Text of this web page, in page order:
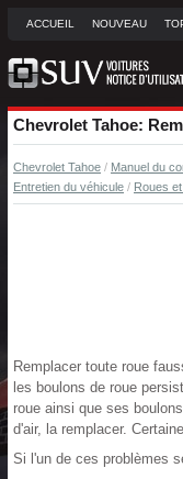
ACCUEIL NOUVEAU
Chevrolet Tahoe:
Chevrolet Tahoe / Manuel du
Entretien du véhicule / Roues
Remplacer toute roue
les boulons de roue
roue ainsi que ses
d'air, la remplacer.
Si l'un de ces problèmes